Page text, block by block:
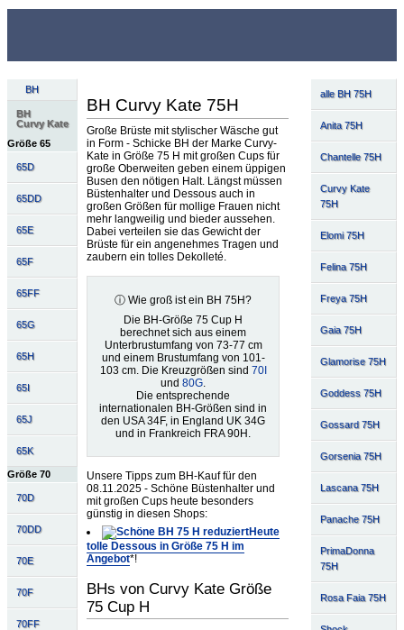
BH
BH
Curvy Kate
Größe 65
65D
65DD
65E
65F
65FF
65G
65H
65I
65J
65K
Größe 70
70D
70DD
70E
70F
70FF
alle BH 75H
Anita 75H
Chantelle 75H
Curvy Kate
75H
Elomi 75H
Felina 75H
Freya 75H
Gaia 75H
Glamorise 75H
Goddess 75H
Gossard 75H
Gorsenia 75H
Lascana 75H
Panache 75H
PrimaDonna
75H
Rosa Faia 75H
BH Curvy Kate 75H
Große Brüste mit stylischer Wäsche gut
in Form - Schicke BH der Marke Curvy-
Kate in Größe 75 H mit großen Cups für
große Oberweiten geben einem üppigen
Busen den nötigen Halt. Längst müssen
Büstenhalter und Dessous auch in
großen Größen für mollige Frauen nicht
mehr langweilig und bieder aussehen.
Dabei verteilen sie das Gewicht der
Brüste für ein angenehmes Tragen und
zaubern ein tolles Dekolleté.
ⓘ Wie groß ist ein BH 75H?
Die BH-Größe 75 Cup H
berechnet sich aus einem
Unterbrustumfang von 73-77 cm
und einem Brustumfang von 101-
103 cm. Die Kreuzgrößen sind 70I
und80G
Die entsprechende
internationalen BH-Größen sind in
den USA 34F, in England UK 34G
und in Frankreich FRA 90H.
Unsere Tipps zum BH-Kauf für den
08.11.2025 - Schöne Büstenhalter und
mit großen Cups heute besonders
günstig in diesen Shops:
Heute
tolle Dessous in Größe 75 H im
Angebot*!
BHs von Curvy Kate Größe
75 Cup H